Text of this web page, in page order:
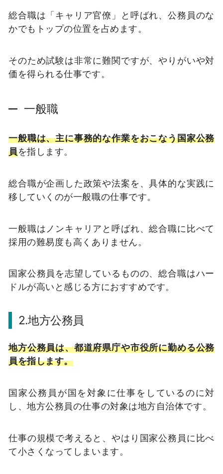
総合職は「キャリア官僚」と呼ばれ、公務員のな
かでもトップの位置を占めます。
そのため試験は非常に難関ですが、やりがいや対
価を得られる仕事です。
一般職
一般職は、主に事務的な作業をおこなう国家公務
員を指します。
総合職が企画した政策や法案を、具体的な実践に
移していくのが一般職の仕事です。
一般職はノンキャリアと呼ばれ、総合職に比べて
採用の難易度も高くありません。
国家公務員を志望しているものの、総合職はハー
ドルが高いと感じる方におすすめです。
2.地方公務員
地方公務員は、都道府県庁や市役所に勤める公務
員を指します。
国家公務員が国を対象に仕事をしているのに対
し、地方公務員の仕事の対象は地方自治体です。
仕事の規模で考えると、やはり国家公務員に比べ
て小さくなってしまいます。